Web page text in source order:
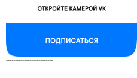
--------------------------